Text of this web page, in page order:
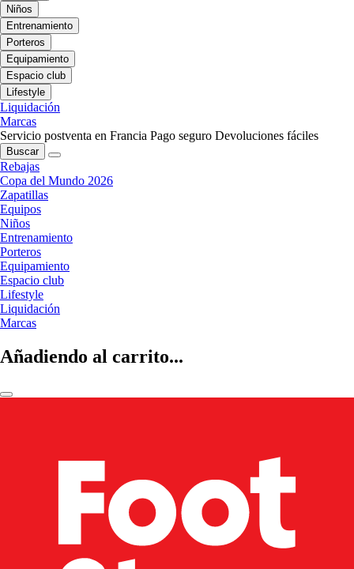
Niños
Entrenamiento
Porteros
Equipamiento
Espacio club
Lifestyle
Liquidación
Marcas
Servicio postventa en Francia Pago seguro Devoluciones fáciles
Buscar
Rebajas
Copa del Mundo 2026
Zapatillas
Equipos
Niños
Entrenamiento
Porteros
Equipamiento
Espacio club
Lifestyle
Liquidación
Marcas
Añadiendo al carrito...